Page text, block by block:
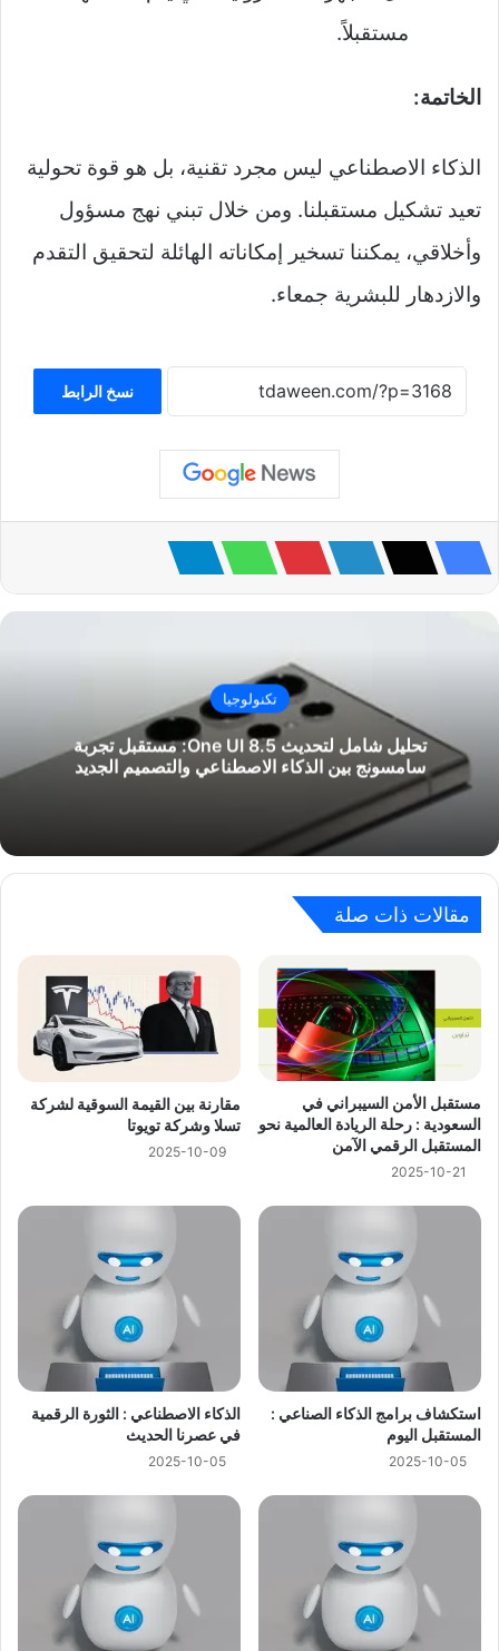
مستقبلاً.
الخاتمة:
الذكاء الاصطناعي ليس مجرد تقنية، بل هو قوة تحولية
تعيد تشكيل مستقبلنا. ومن خلال تبني نهج مسؤول
وأخلاقي، يمكننا تسخير إمكاناته الهائلة لتحقيق التقدم
والازدهار للبشرية جمعاء.
نسخ الرابط
تكنولوجيا
تحليل شامل لتحديث One UI 8.5: مستقبل تجربة
سامسونج بين الذكاء الاصطناعي والتصميم الجديد
مقالات ذات صلة
مستقبل الأمن السيبراني في
السعودية : رحلة الريادة العالمية نحو
المستقبل الرقمي الآمن
2025-10-21
مقارنة بين القيمة السوقية لشركة
تسلا وشركة تويوتا
2025-10-09
استكشاف برامج الذكاء الصناعي :
المستقبل اليوم
2025-10-05
الذكاء الاصطناعي : الثورة الرقمية
في عصرنا الحديث
2025-10-05